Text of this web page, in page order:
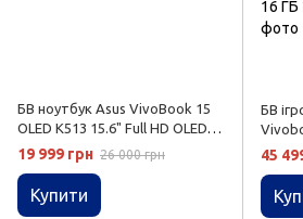
БВ ноутбук Asus VivoBook 15
OLED K513 15.6" Full HD OLED
60 Гц Intel Core i3-1115G4 (3.0-
4.0 ГГц) Intel Iris Xe Graphics G4
48EU RAM 8 ГБ 512 ГБ SSD
19 999 грн 26 000 грн
Купити
БВ
16.0"
Core
RAM
45